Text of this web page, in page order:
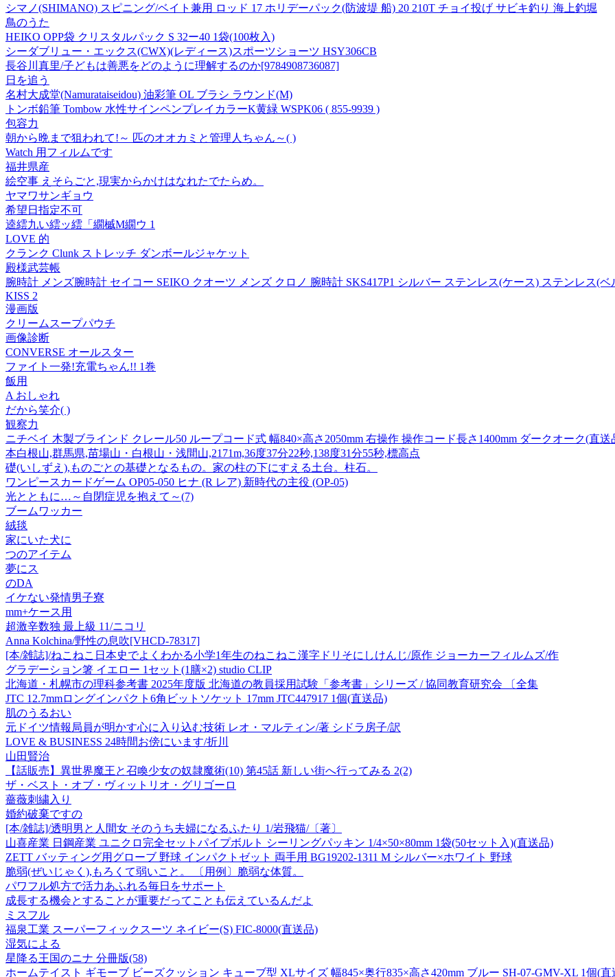
シマノ(SHIMANO) スピニング/ベイト兼用 ロッド 17 ホリデーパック(防波堤 船) 20 210T チョイ投げ サビキ釣り 海上釣堀
鳥のうた
HEIKO OPP袋 クリスタルパック S 32ー40 1袋(100枚入)
シーダブリュー・エックス(CWX)(レディース)スポーツショーツ HSY306CB
長谷川真里/子どもは善悪をどのように理解するのか[9784908736087]
日を追う
名村大成堂(Namurataiseidou) 油彩筆 OL ブラシ ラウンド(M)
トンボ鉛筆 Tombow 水性サインペンプレイカラーK黄緑 WSPK06 ( 855-9939 )
包容力
朝から晩まで狙われて!～ 匹のオオカミと管理人ちゃん～( )
Watch 用フィルムです
福井県産
絵空事 えそらごと,現実からかけはなれたでたらめ。
ヤマワサンギョウ
希望日指定不可
逵繧九い繧ッ繧「繝槭Μ繝ウ 1
LOVE 的
クランク Clunk ストレッチ ダンボールジャケット
殿様武芸帳
腕時計 メンズ腕時計 セイコー SEIKO クオーツ メンズ クロノ 腕時計 SKS417P1 シルバー ステンレス(ケース) ステンレス(ベ
KISS 2
漫画版
クリームスープパウチ
画像診断
CONVERSE オールスター
ファイト一発!充電ちゃん!! 1巻
飯用
A おしゃれ
だから笑介( )
観察力
ニチベイ 木製ブラインド クレール50 ループコード式 幅840×高さ2050mm 右操作 操作コード長さ1400mm ダークオーク(直送
本白根山,群馬県,苗場山・白根山・浅間山,2171m,36度37分22秒,138度31分55秒,標高点
礎(いしずえ),ものごとの基礎となるもの。家の柱の下にすえる土台。柱石。
ワンピースカードゲーム OP05-050 ヒナ (R レア) 新時代の主役 (OP-05)
光とともに…～自閉症児を抱えて～(7)
ブームワッカー
絨毯
家にいた犬に
つのアイテム
夢にス
のDA
イケない発情男子寮
mm+ケース用
超激辛数独 最上級 11/ニコリ
Anna Kolchina/野性の息吹[VHCD-78317]
[本/雑誌]/ねこねこ日本史でよくわかる小学1年生のねこねこ漢字ドリそにしけんじ/原作 ジョーカーフィルムズ/作
グラデーション箸 イエロー 1セット(1膳×2) studio CLIP
北海道・札幌市の理科参考書 2025年度版 北海道の教員採用試験「参考書」シリーズ / 協同教育研究会 〔全集
JTC 12.7mmロングインパクト6角ビットソケット 17mm JTC447917 1個(直送品)
肌のうるおい
元ドイツ情報局員が明かす心に入り込む技術 レオ・マルティン/著 シドラ房子/訳
LOVE & BUSINESS 24時間お傍にいます/折川
山田賢治
【話販売】異世界魔王と召喚少女の奴隷魔術(10) 第45話 新しい街へ行ってみる 2(2)
ザ・ベスト・オブ・ヴィットリオ・グリゴーロ
薔薇刺繍入り
婚約破棄ですの
[本/雑誌]/透明男と人間女 そのうち夫婦になるふたり 1/岩飛猫/〔著〕
山喜産業 日鋼産業 ユニクロ完全セットパイプボルト シーリングパッキン 1/4×50×80mm 1袋(50セット入)(直送品)
ZETT バッティング用グローブ 野球 インパクトゼット 両手用 BG19202-1311 M シルバー×ホワイト 野球
脆弱(ぜいじゃく),もろくて弱いこと。 〔用例〕脆弱な体質。
パワフル処方で活力あふれる毎日をサポート
成長する機会とすることが重要だってことも伝えているんだよ
ミスフル
福泉工業 スーパーフィックスーツ ネイビー(S) FIC-8000(直送品)
湿気による
星降る王国のニナ 分冊版(58)
ホームテイスト ギモーブ ビーズクッション キューブ型 XLサイズ 幅845×奥行835×高さ420mm ブルー SH-07-GMV-XL 1個(直